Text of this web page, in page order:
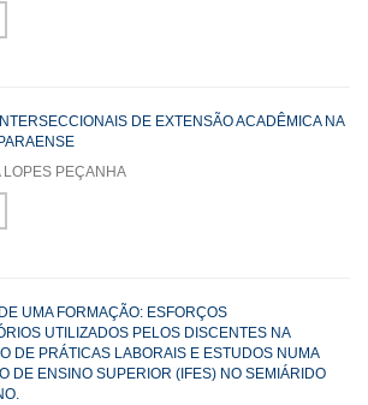
DE EXTENSÃO ACADÊMICA NA
LOPES PEÇANHA
UMA FORMAÇÃO: ESFORÇOS
UTILIZADOS PELOS DISCENTES NA
DE PRÁTICAS LABORAIS E ESTUDOS NUMA
DE ENSINO SUPERIOR (IFES) NO SEMIÁRIDO